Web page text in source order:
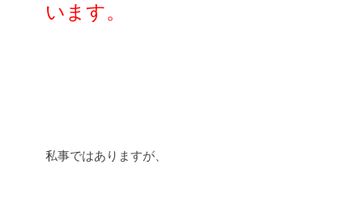
います。
私事ではありますが、